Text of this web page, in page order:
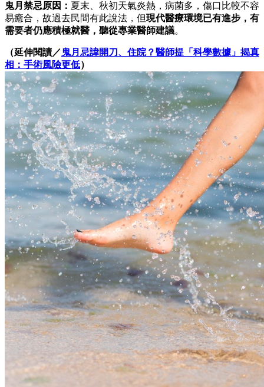
鬼月禁忌原因： 夏末、秋初天氣炎熱，病菌多，傷口比較不容
易癒合，故過去民間有此說法，但現代醫療環境已有進步，有
需要者仍應積極就醫，聽從專業醫師建議。
（延伸閱讀／鬼月忌諱開刀、住院？醫師提「科學數據」揭真
相：手術風險更低）